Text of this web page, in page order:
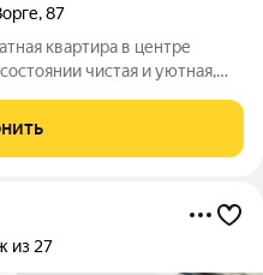
,87
квартира в центре
чистая и уютная,
счетчики воды,
из 27